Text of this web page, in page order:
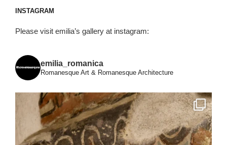
INSTAGRAM
Please visit emilia’s gallery at instagram:
emilia_romanica
Romanesque Art & Romanesque Architecture